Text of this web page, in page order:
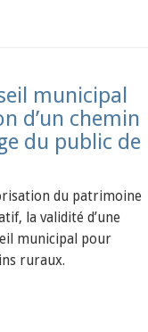
municipal
d’un chemin
du public de
du patrimoine
la validité d’une
municipal pour
ruraux.